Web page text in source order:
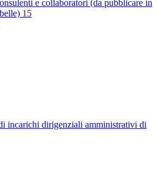
e collaboratori (da pubblicare in
15
incarichi dirigenziali amministrativi di